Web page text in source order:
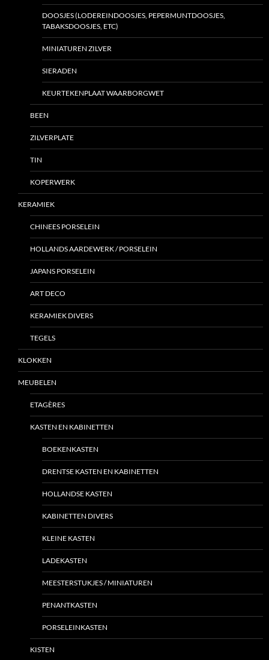
DOOSJES (LODEREINDOOSJES, PEPERMUNTDOOSJES,
TABAKSDOOSJES, ETC)
MINIATUREN ZILVER
SIERADEN
KEURTEKENPLAAT WAARBORGWET
BEEN
ZILVERPLATE
TIN
KOPERWERK
KERAMIEK
CHINEES PORSELEIN
HOLLANDS AARDEWERK / PORSELEIN
JAPANS PORSELEIN
ART DECO
KERAMIEK DIVERS
TEGELS
KLOKKEN
MEUBELEN
ETAGÈRES
KASTEN EN KABINETTEN
BOEKENKASTEN
DRENTSE KASTEN EN KABINETTEN
HOLLANDSE KASTEN
KABINETTEN DIVERS
KLEINE KASTEN
LADEKASTEN
MEESTERSTUKJES / MINIATUREN
PENANTKASTEN
PORSELEINKASTEN
KISTEN